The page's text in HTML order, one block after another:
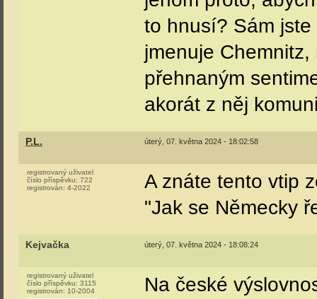
to hnusí? Sám
jmenuje
přehnaným
akorát z něj
P.L. úterý, 07. května 2024 - 18:02:58
registrovaný uživatel
číslo příspěvku: 722
registrován: 4-2022
A znáte tento vtip
"Jak se Německy
Kejvačka úterý, 07. května 2024 - 18:08:24
registrovaný uživatel
číslo příspěvku: 3115
registrován: 10-2004
Na české